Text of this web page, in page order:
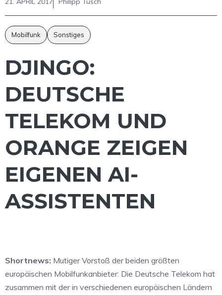
Mobilfunk Sonstiges
DJINGO:
DEUTSCHE
TELEKOM UND
ORANGE ZEIGEN
EIGENEN AI-
ASSISTENTEN
Shortnews: Mutiger Vorstoß der beiden größten
europäischen Mobilfunkanbieter: Die Deutsche Telekom hat
zusammen mit der in verschiedenen europäischen Ländern